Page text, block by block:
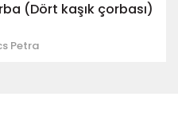
(Dört kaşık çorbası)
Petra